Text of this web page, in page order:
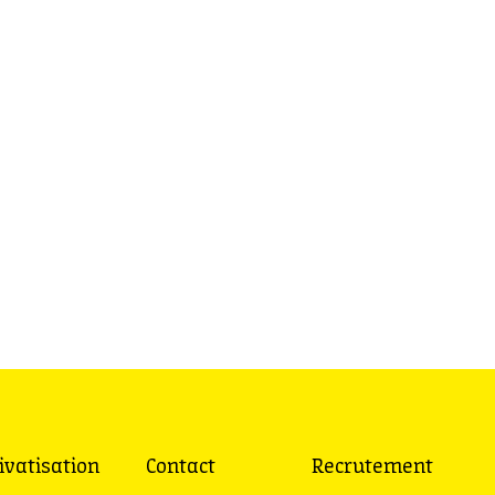
Contact Recrutement